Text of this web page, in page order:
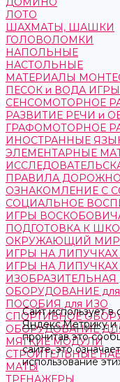
ЛОТО
ШАХМАТЫ, ШАШКИ
ГОЛОВОЛОМКИ
НАПОЛЬНЫЕ
НАСТОЛЬНЫЕ
МАТЕРИАЛЫ
ПЕСОК и ВОДА
СЕНСОМОТОРНОЕ
РАЗВИТИЕ РЕЧИ и
ГРАФОМОТОРНОЕ
ИНОСТРАННЫЕ
ЭЛЕМЕНТАРНЫЕ
ПРАВИЛА
ОЗНАКОМЛЕНИЕ С
СОЦИАЛЬНОЕ
ИГРЫ
ПОДГОТОВКА К
ОКРУЖАЮЩИЙ МИР
ИГРЫ НА ЛИПУЧКАХ
ИГРЫ НА ЛИПУЧКАХ
ИЗОБРАЗИТЕЛЬНАЯ
ОБОРУДОВАНИЕ
ПОСОБИЯ для ИЗО
СПОРТИВНОЕ
ОБОРУДОВАНИЕ
МЯГКИЕ МОДУЛИ
СТРОИТЕЛЬНЫЕ
МАТЫ
ТРЕНАЖЕРЫ
Сайт использует в
Яндекс.Метрикуи
прочитав это
сайте, это
использование